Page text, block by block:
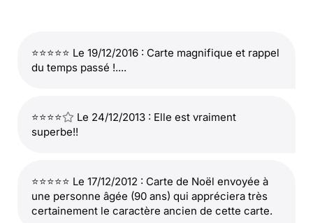
⭐⭐⭐⭐⭐ Le 19/12/2016 : Carte magnifique et rappel
du temps passé !....
⭐⭐⭐⭐
Le 24/12/2013 : Elle est vraiment
superbe!!
⭐⭐⭐⭐⭐ Le 17/12/2012 : Carte de Noël envoyée à
une personne âgée (90 ans) qui appréciera très
certainement le caractère ancien de cette carte.